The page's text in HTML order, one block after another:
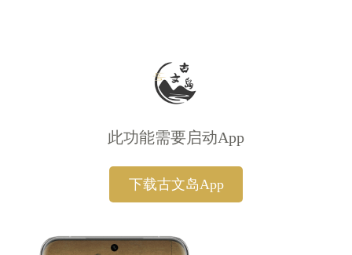
此功能需要启动App
下载古文岛App